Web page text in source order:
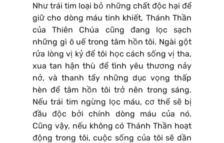
Như trái tim loại bỏ những chất độc hại để
giữ cho dòng máu tinh khiết, Thánh Thần
của Thiên Chúa cũng đang lọc sạch
những gì ô uế trong tâm hồn tôi. Ngài gột
rửa lòng vị kỷ để tôi học cách sống vị tha,
xua tan hận thù để tình yêu thương nảy
nở, và thanh tẩy những dục vọng thấp
hèn để tâm hồn tôi trở nên trong sáng.
Nếu trái tim ngừng lọc máu, cơ thể sẽ bị
đầu độc bởi chính dòng máu của nó.
Cũng vậy, nếu không có Thánh Thần hoạt
động trong tôi, cuộc sống của tôi sẽ dần